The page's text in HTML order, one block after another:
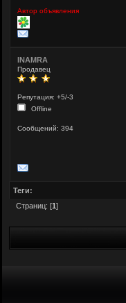
Автор объявления
INAMRA
Продавец
Репутация: +5/-3
Offline
Сообщений: 394
Теги:
Страниц: [1]